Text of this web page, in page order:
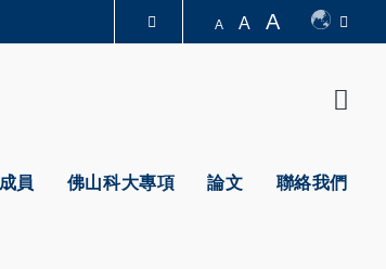
A A A
員 佛山科大專項 論文 聯絡我們